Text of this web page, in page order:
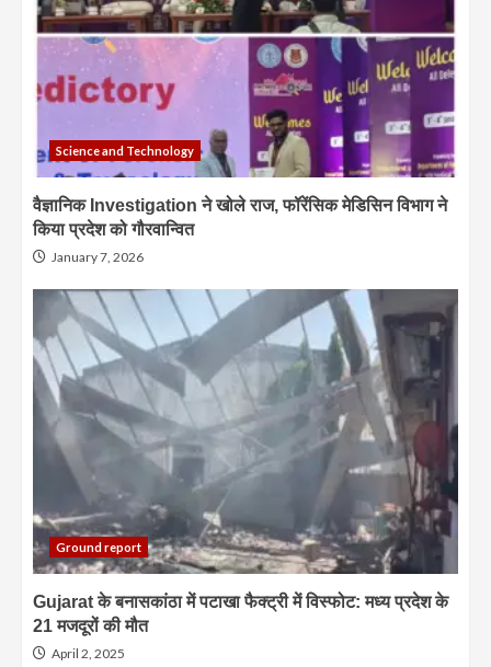
Science and Technology
वैज्ञानिक Investigation ने खोले राज, फॉरेंसिक मेडिसिन विभाग ने
किया प्रदेश को गौरवान्वित
January 7, 2026
Ground report
Gujarat के बनासकांठा में पटाखा फैक्ट्री में विस्फोट: मध्य प्रदेश के
21 मजदूरों की मौत
April 2, 2025